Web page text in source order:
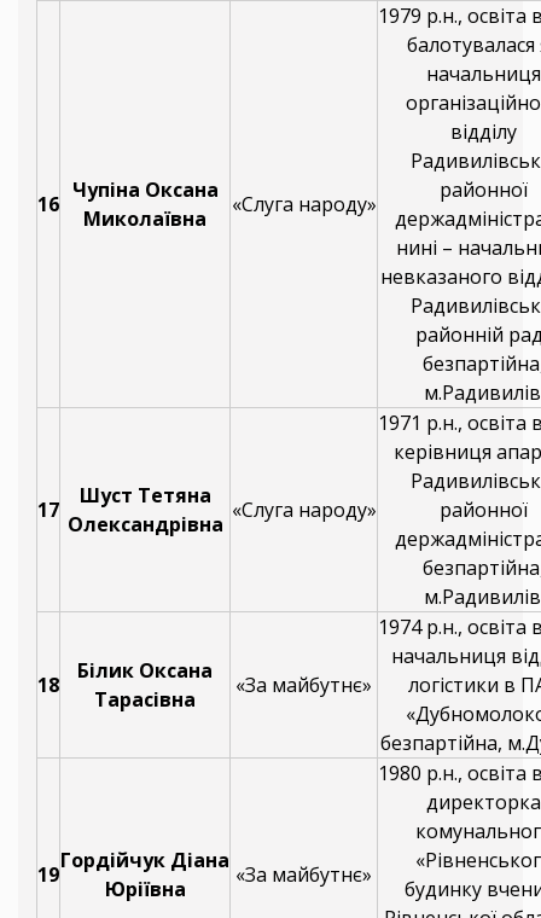
16
Чупіна Оксана
Миколаївна
«Слуга народу»
1979 р.н.,
балотувалася
начальниця
відділу
районної
нині –
невказаного
районній
17
Шуст Тетяна
Олександрівна
«Слуга народу»
1971 р.н.,
керівниця
районної
18
Білик Оксана
Тарасівна
«За майбутнє»
1974 р.н.,
начальниця
логістики в
безпартійна,
19
Гордійчук Діана
Юріївна
«За майбутнє»
1980 р.н.,
директорка
будинку